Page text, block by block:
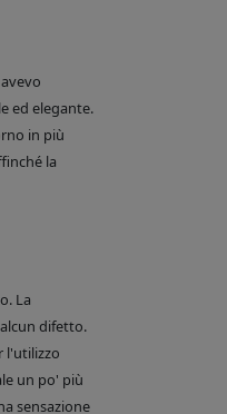
ed elegante.
in più
la
La
difetto.
l'utilizzo
un po' più
sensazione